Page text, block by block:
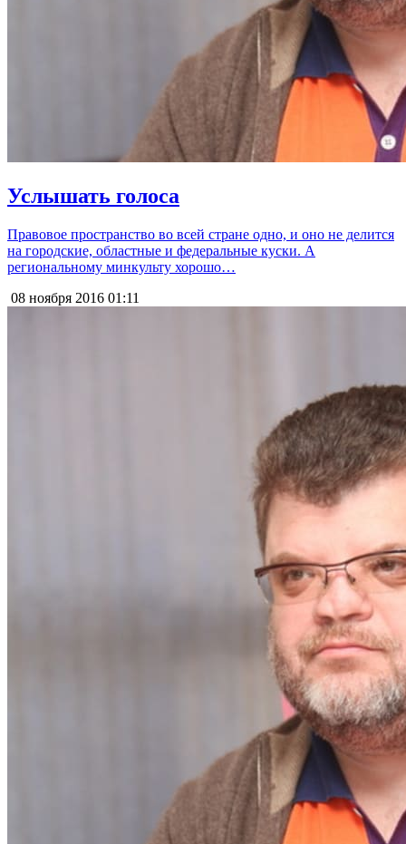
Услышать голоса
Правовое пространство во всей стране одно, и оно не делится
на городские, областные и федеральные куски. А
региональному минкульту хорошо…
08 ноября 2016 01:11